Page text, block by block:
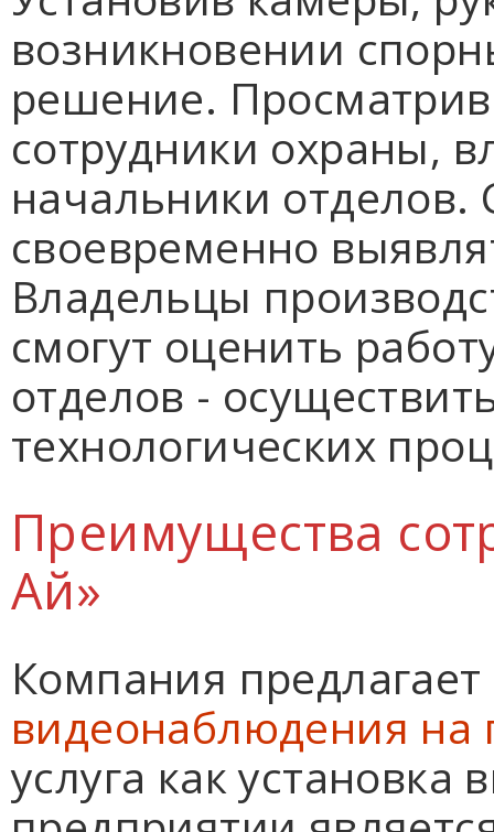
возникновении
решение.
сотрудники охраны,
начальники отделов.
своевременно
Владельцы
смогут оценить
отделов -
технологических
Преимущества
Ай»
Компания
видеонаблюдения на
услуга как